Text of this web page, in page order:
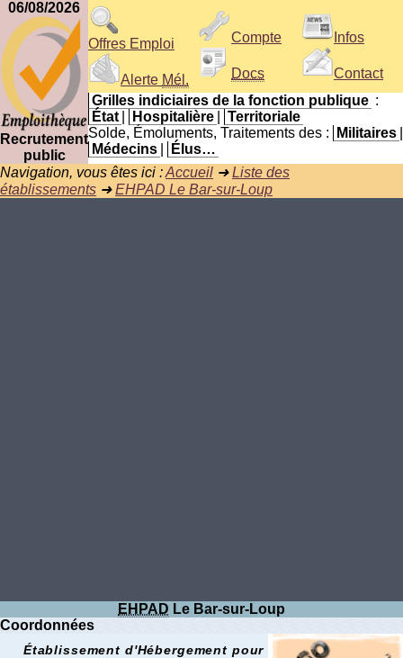
06/08/2026
Recrutement
public
Offres Emploi
Alerte Mél.
Compte
Docs
Infos
Contact
Grilles indiciaires de la fonction publique :
État
Hospitalière
Territoriale
Solde, Émoluments, Traitements des :
Militaires
Médecins
Élus…
Navigation, vous êtes ici :Accueil ➜Liste des
établissements ➜EHPAD Le Bar-sur-Loup
EHPAD Le Bar-sur-Loup
Coordonnées
Établissement d'Hébergement pour